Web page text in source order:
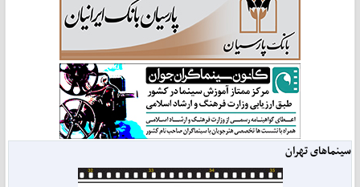
سینماهای تهران